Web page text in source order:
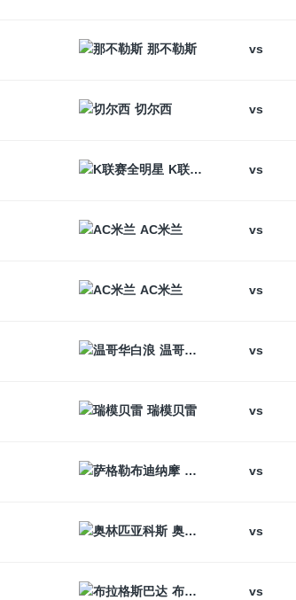
那不勒斯 vs
切尔西 vs
K联赛全明星 vs
AC米兰 vs
AC米兰 vs
温哥华白浪 vs
瑞模贝雷 vs
萨格勒布迪纳摩
vs
奥林匹亚科斯 vs
布拉格斯巴达 vs